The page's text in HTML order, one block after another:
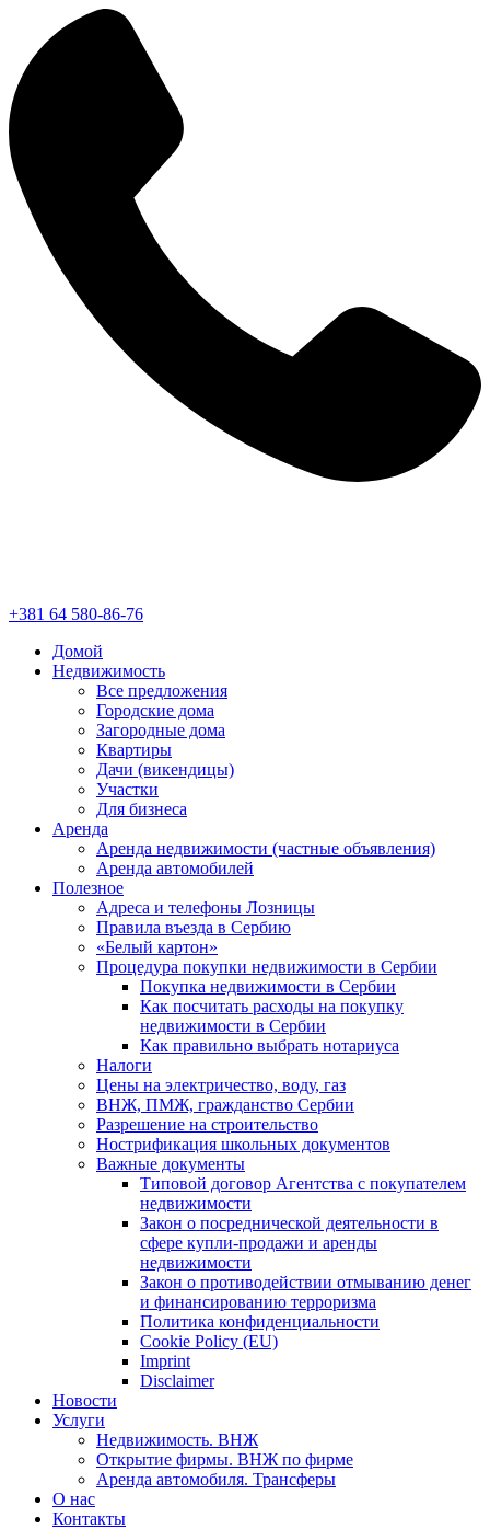
+381 64 580-86-76
Домой
Недвижимость
Все предложения
Городские дома
Загородные дома
Квартиры
Дачи (викендицы)
Участки
Для бизнеса
Аренда
Аренда недвижимости (частные объявления)
Аренда автомобилей
Полезное
Адреса и телефоны Лозницы
Правила въезда в Сербию
«Белый картон»
Процедура покупки недвижимости в Сербии
Покупка недвижимости в Сербии
Как посчитать расходы на покупку
недвижимости в Сербии
Как правильно выбрать нотариуса
Налоги
Цены на электричество, воду, газ
ВНЖ, ПМЖ, гражданство Сербии
Разрешение на строительство
Нострификация школьных документов
Важные документы
Типовой договор Агентства с покупателем
недвижимости
Закон о посреднической деятельности в
сфере купли-продажи и аренды
недвижимости
Закон о противодействии отмыванию денег
и финансированию терроризма
Политика конфиденциальности
Cookie Policy (EU)
Imprint
Disclaimer
Новости
Услуги
Недвижимость. ВНЖ
Открытие фирмы. ВНЖ по фирме
Аренда автомобиля. Трансферы
О нас
Контакты